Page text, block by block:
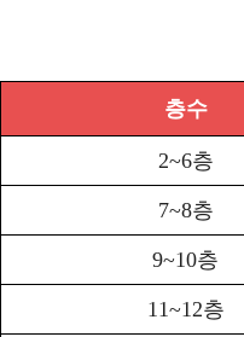
층수
2~6층
7~8층
9~10층
11~12층